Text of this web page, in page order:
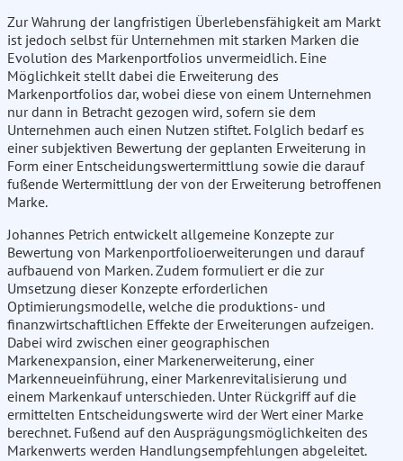
Zur Wahrung der langfristigen Überlebensfähigkeit am Markt
ist jedoch selbst für Unternehmen mit starken Marken die
Evolution des Markenportfolios unvermeidlich. Eine
Möglichkeit stellt dabei die Erweiterung des
Markenportfolios dar, wobei diese von einem Unternehmen
nur dann in Betracht gezogen wird, sofern sie dem
Unternehmen auch einen Nutzen stiftet. Folglich bedarf es
einer subjektiven Bewertung der geplanten Erweiterung in
Form einer Entscheidungswertermittlung sowie die darauf
fußende Wertermittlung der von der Erweiterung betroffenen
Marke.
Johannes Petrich entwickelt allgemeine Konzepte zur
Bewertung von Markenportfolioerweiterungen und darauf
aufbauend von Marken. Zudem formuliert er die zur
Umsetzung dieser Konzepte erforderlichen
Optimierungsmodelle, welche die produktions- und
finanzwirtschaftlichen Effekte der Erweiterungen aufzeigen.
Dabei wird zwischen einer geographischen
Markenexpansion, einer Markenerweiterung, einer
Markenneueinführung, einer Markenrevitalisierung und
einem Markenkauf unterschieden. Unter Rückgriff auf die
ermittelten Entscheidungswerte wird der Wert einer Marke
berechnet. Fußend auf den Ausprägungsmöglichkeiten des
Markenwerts werden Handlungsempfehlungen abgeleitet.